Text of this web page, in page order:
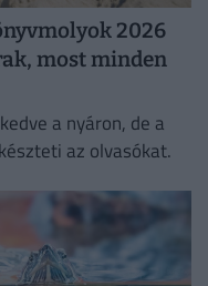
2026
most minden
a nyáron, de a
az olvasókat.